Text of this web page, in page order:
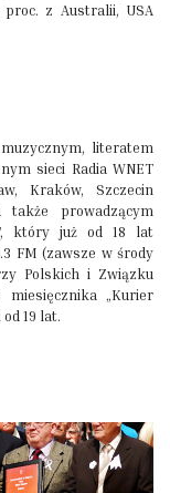
z Australii, USA
literatem
sieci Radia WNET
Kraków, Szczecin
prowadzącym
który już od 18 lat
FM (zawsze w środy
Polskich i Związku
miesięcznika „Kurier
19 lat.